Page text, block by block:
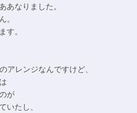
あなりました。
。
す。
アレンジなんですけど、
が
いたし、